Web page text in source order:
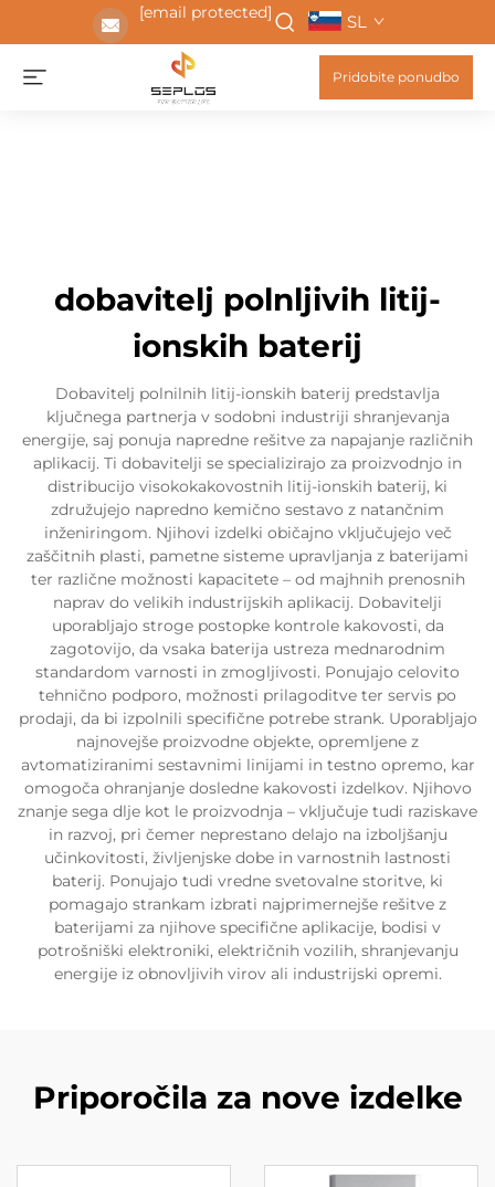
[email protected] SL
Pridobite ponudbo
dobavitelj polnljivih litij-
ionskih baterij
Dobavitelj polnilnih litij-ionskih baterij predstavlja
ključnega partnerja v sodobni industriji shranjevanja
energije, saj ponuja napredne rešitve za napajanje različnih
aplikacij. Ti dobavitelji se specializirajo za proizvodnjo in
distribucijo visokokakovostnih litij-ionskih baterij, ki
združujejo napredno kemično sestavo z natančnim
inženiringom. Njihovi izdelki običajno vključujejo več
zaščitnih plasti, pametne sisteme upravljanja z baterijami
ter različne možnosti kapacitete – od majhnih prenosnih
naprav do velikih industrijskih aplikacij. Dobavitelji
uporabljajo stroge postopke kontrole kakovosti, da
zagotovijo, da vsaka baterija ustreza mednarodnim
standardom varnosti in zmogljivosti. Ponujajo celovito
tehnično podporo, možnosti prilagoditve ter servis po
prodaji, da bi izpolnili specifične potrebe strank. Uporabljajo
najnovejše proizvodne objekte, opremljene z
avtomatiziranimi sestavnimi linijami in testno opremo, kar
omogoča ohranjanje dosledne kakovosti izdelkov. Njihovo
znanje sega dlje kot le proizvodnja – vključuje tudi raziskave
in razvoj, pri čemer neprestano delajo na izboljšanju
učinkovitosti, življenjske dobe in varnostnih lastnosti
baterij. Ponujajo tudi vredne svetovalne storitve, ki
pomagajo strankam izbrati najprimernejše rešitve z
baterijami za njihove specifične aplikacije, bodisi v
potrošniški elektroniki, električnih vozilih, shranjevanju
energije iz obnovljivih virov ali industrijski opremi.
Priporočila za nove izdelke